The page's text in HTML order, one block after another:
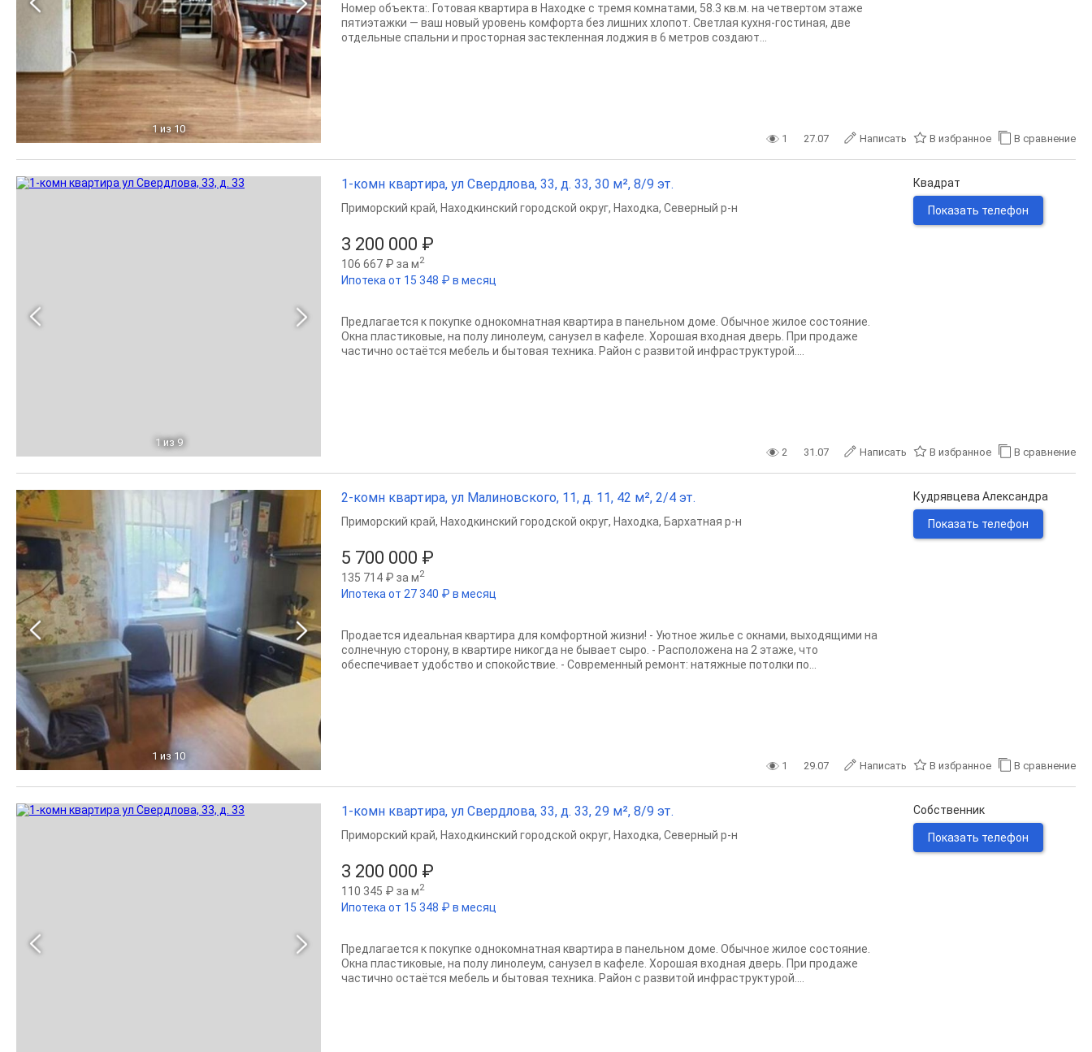
1 из 10
Номер объекта:. Готовая квартира в Находке с тремя комнатами, 58.3 кв.м. на четвертом этаже
пятиэтажки — ваш новый уровень комфорта без лишних хлопот. Светлая кухня-гостиная, две
отдельные спальни и просторная застекленная лоджия в 6 метров создают...
1 27.07 Написать В избранное В сравнение
1 из 9
1-комн квартира, ул Свердлова, 33, д. 33, 30 м², 8/9 эт.
3 200 000 ₽
106 667 ₽ за м2
Ипотека от 15 348 ₽ в месяц
Приморский край, Находкинский городской округ, Находка, Северный р-н
Предлагается к покупке однокомнатная квартира в панельном доме. Обычное жилое состояние.
Окна пластиковые, на полу линолеум, санузел в кафеле. Хорошая входная дверь. При продаже
частично остаётся мебель и бытовая техника. Район с развитой инфраструктурой....
Квадрат
Показать телефон
2 31.07 Написать В избранное В сравнение
1 из 10
2-комн квартира, ул Малиновского, 11, д. 11, 42 м², 2/4 эт.
5 700 000 ₽
135 714 ₽ за м2
Ипотека от 27 340 ₽ в месяц
Приморский край, Находкинский городской округ, Находка, Бархатная р-н
Продается идеальная квартира для комфортной жизни! - Уютное жилье с окнами, выходящими на
солнечную сторону, в квартире никогда не бывает сыро. - Расположена на 2 этаже, что
обеспечивает удобство и спокойствие. - Современный ремонт: натяжные потолки по...
Кудрявцева Александра
Показать телефон
1 29.07 Написать В избранное В сравнение
1-комн квартира, ул Свердлова, 33, д. 33, 29 м², 8/9 эт.
3 200 000 ₽
110 345 ₽ за м2
Ипотека от 15 348 ₽ в месяц
Приморский край, Находкинский городской округ, Находка, Северный р-н
Предлагается к покупке однокомнатная квартира в панельном доме. Обычное жилое состояние.
Окна пластиковые, на полу линолеум, санузел в кафеле. Хорошая входная дверь. При продаже
частично остаётся мебель и бытовая техника. Район с развитой инфраструктурой....
Собственник
Показать телефон